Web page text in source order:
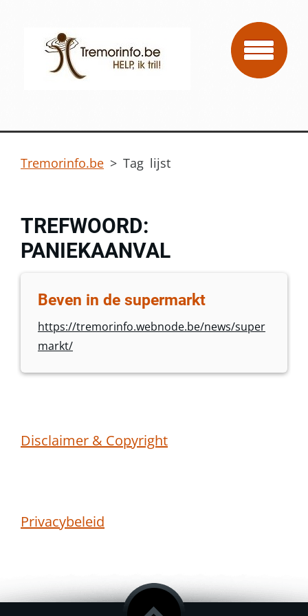
Tremorinfo.be > Tag lijst
TREFWOORD:
PANIEKAANVAL
Beven in de supermarkt
https://tremorinfo.webnode.be/news/super
markt/
Disclaimer & Copyright
Privacybeleid